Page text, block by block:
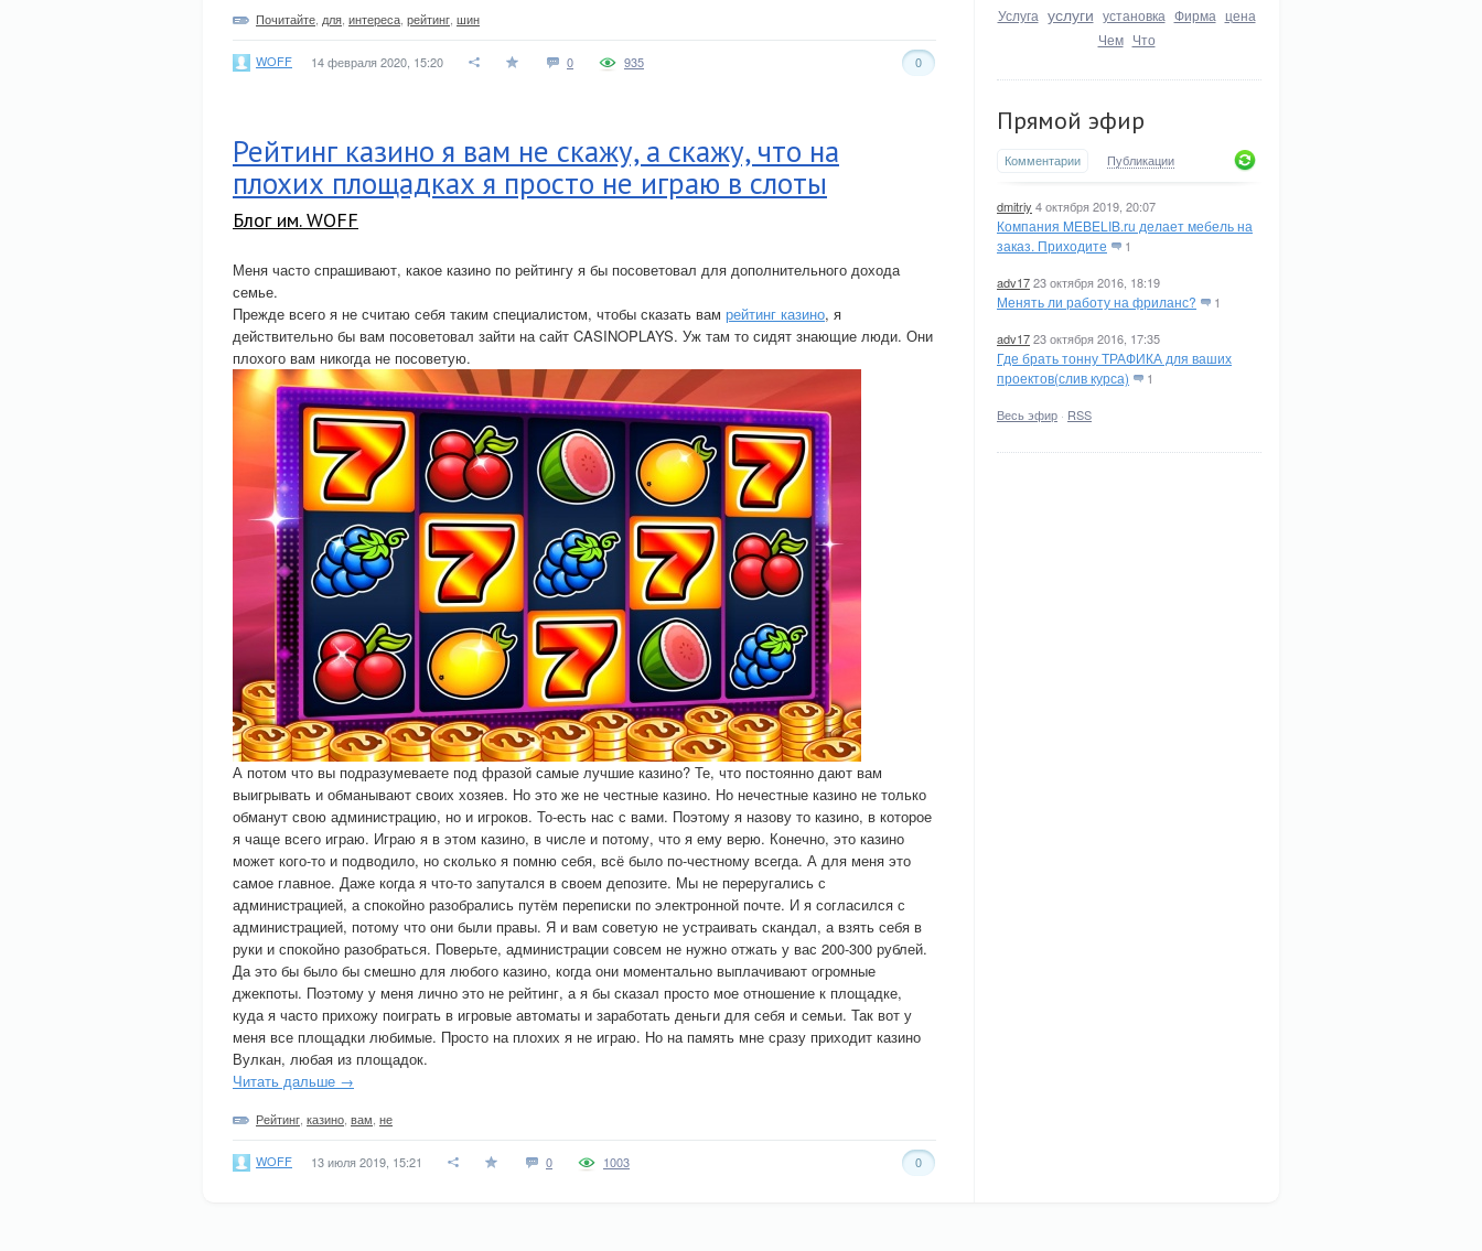
Услуга услуги установка Фирма цена
Чем Что
Прямой эфир
Комментарии Публикации
dmitriy 4 октября 2019, 20:07
Компания MEBELIB.ru делает мебель на
заказ. Приходите
1
adv1723 октября 2016, 18:19
Менять ли работу на фриланс? 1
adv1723 октября 2016, 17:35
Где брать тонну ТРАФИКА для ваших
проектов(слив курса)
1
Весь эфир · RSS
Почитайте для интереса рейтинг шин
WOFF 14 февраля 2020, 15:20 0 0
935
Рейтинг казино я вам не скажу, а скажу, что на
плохих площадках я просто не играю в слоты
Блог им. WOFF
Меня часто спрашивают, какое казино по рейтингу я бы посоветовал для дополнительного дохода
семье.
Прежде всего я не считаю себя таким специалистом, чтобы сказать вам рейтинг казино, я
действительно бы вам посоветовал зайти на сайт CASINOPLAYS. Уж там то сидят знающие люди. Они
плохого вам никогда не посоветую.
А потом что вы подразумеваете под фразой самые лучшие казино? Те, что постоянно дают вам
выигрывать и обманывают своих хозяев. Но это же не честные казино. Но нечестные казино не только
обманут свою администрацию, но и игроков. То-есть нас с вами. Поэтому я назову то казино, в которое
я чаще всего играю. Играю я в этом казино, в числе и потому, что я ему верю. Конечно, это казино
может кого-то и подводило, но сколько я помню себя, всё было по-честному всегда. А для меня это
самое главное. Даже когда я что-то запутался в своем депозите. Мы не переругались с
администрацией, а спокойно разобрались путём переписки по электронной почте. И я согласился с
администрацией, потому что они были правы. Я и вам советую не устраивать скандал, а взять себя в
руки и спокойно разобраться. Поверьте, администрации совсем не нужно отжать у вас 200-300 рублей.
Да это бы было бы смешно для любого казино, когда они моментально выплачивают огромные
джекпоты. Поэтому у меня лично это не рейтинг, а я бы сказал просто мое отношение к площадке,
куда я часто прихожу поиграть в игровые автоматы и заработать деньги для себя и семьи. Так вот у
меня все площадки любимые. Просто на плохих я не играю. Но на память мне сразу приходит казино
Вулкан, любая из площадок.
Читать дальше →
Рейтинг казино вам не
WOFF 13 июля 2019, 15:21 0 0
1003